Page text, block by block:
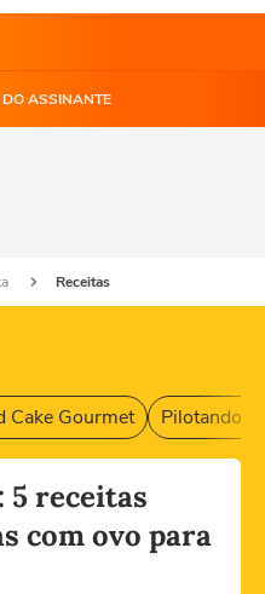
ASSINANTE
Receitas
Cake Gourmet Pilotando
5 receitas
com ovo para